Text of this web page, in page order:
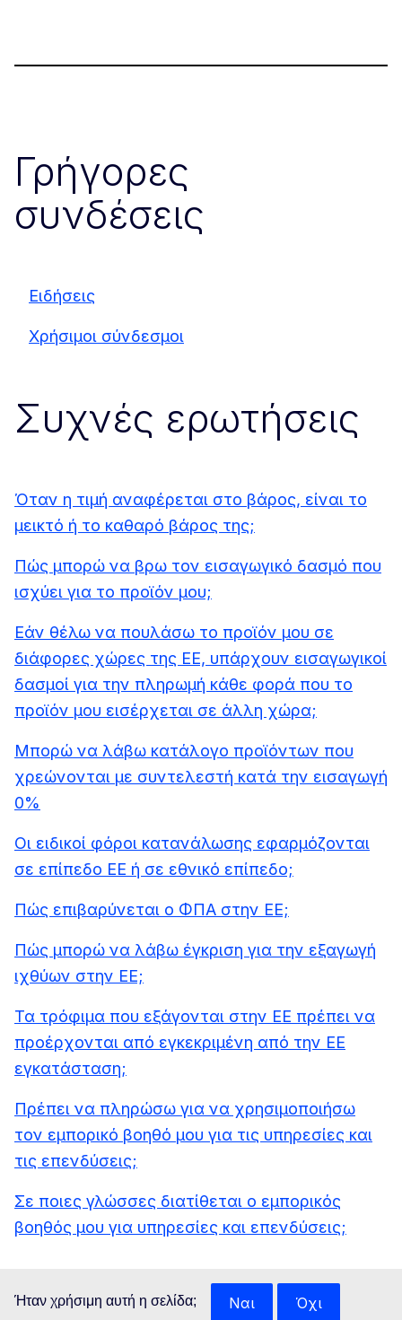
Γρήγορες
συνδέσεις
Ειδήσεις
Χρήσιμοι σύνδεσμοι
Συχνές ερωτήσεις
Όταν η τιμή αναφέρεται στο βάρος, είναι το
μεικτό ή το καθαρό βάρος της;
Πώς μπορώ να βρω τον εισαγωγικό δασμό που
ισχύει για το προϊόν μου;
Εάν θέλω να πουλάσω το προϊόν μου σε
διάφορες χώρες της ΕΕ, υπάρχουν εισαγωγικοί
δασμοί για την πληρωμή κάθε φορά που το
προϊόν μου εισέρχεται σε άλλη χώρα;
Μπορώ να λάβω κατάλογο προϊόντων που
χρεώνονται με συντελεστή κατά την εισαγωγή
0%
Οι ειδικοί φόροι κατανάλωσης εφαρμόζονται
σε επίπεδο ΕΕ ή σε εθνικό επίπεδο;
Πώς επιβαρύνεται ο ΦΠΑ στην ΕΕ;
Πώς μπορώ να λάβω έγκριση για την εξαγωγή
ιχθύων στην ΕΕ;
Τα τρόφιμα που εξάγονται στην ΕΕ πρέπει να
προέρχονται από εγκεκριμένη από την ΕΕ
εγκατάσταση;
Πρέπει να πληρώσω για να χρησιμοποιήσω
τον εμπορικό βοηθό μου για τις υπηρεσίες και
τις επενδύσεις;
Σε ποιες γλώσσες διατίθεται ο εμπορικός
βοηθός μου για υπηρεσίες και επενδύσεις;
Ήταν χρήσιμη αυτή η σελίδα; Ναι Όχι